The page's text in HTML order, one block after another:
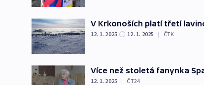
V Krkonoších platí třetí
12. 1. 2025 12. 1. 2025 | ČTK
Více než stoletá fanynka
12. 1. 2025 | ČT24